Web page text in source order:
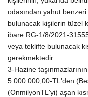
odasından yahut benzeri
bulunacak kişilerin tüzel
ibare:RG-1/8/2021-
veya teklifte bulunacak
gerekmektedir.
3-Hazine
5.000.000,00-TL'den
(OnmilyonTL'yi) aşan